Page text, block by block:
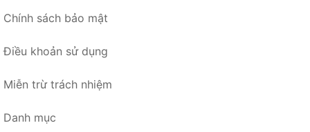
Chính sách bảo mật
Điều khoản sử dụng
Miễn trừ trách nhiệm
Danh mục